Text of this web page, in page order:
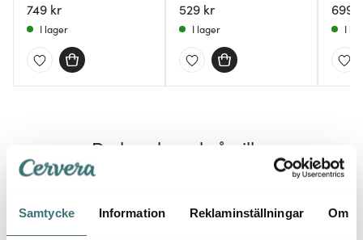
Samtycke Information Reklaminställningar Om
749 kr
I lager
529 kr
I lager
699
I
Du kanske också gillar